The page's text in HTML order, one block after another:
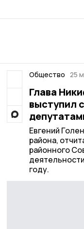
Общество 25
Глава
выступил
Евгений
района,
районного
году.